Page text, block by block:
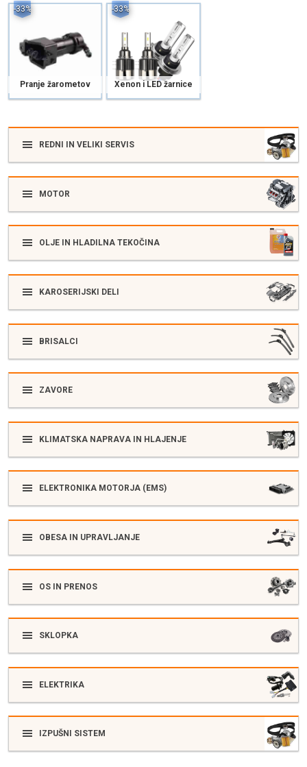
Pranje žarometov
-33%
Xenon i LED žarnice
-33%
REDNI IN VELIKI SERVIS
MOTOR
OLJE IN HLADILNA TEKOČINA
KAROSERIJSKI DELI
BRISALCI
ZAVORE
KLIMATSKA NAPRAVA IN HLAJENJE
ELEKTRONIKA MOTORJA (EMS)
OBESA IN UPRAVLJANJE
OS IN PRENOS
SKLOPKA
ELEKTRIKA
IZPUŠNI SISTEM